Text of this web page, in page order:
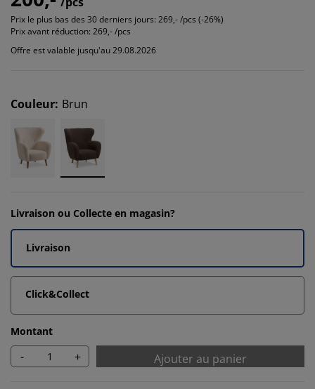
Prix le plus bas des 30 derniers jours: 269,- /pcs (-26%)
Prix avant réduction: 269,- /pcs
Offre est valable jusqu'au 29.08.2026
Couleur: Brun
Livraison ou Collecte en magasin?
Livraison
Click&Collect
Montant
- + Ajouter au panier